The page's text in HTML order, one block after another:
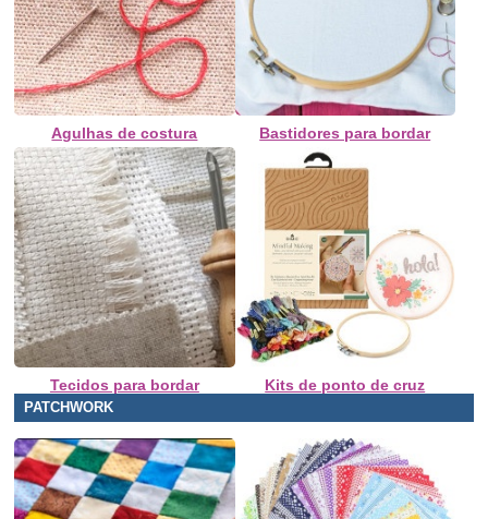
Agulhas de costura Bastidores para bordar
Tecidos para bordar Kits de ponto de cruz
PATCHWORK